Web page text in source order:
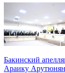
Бакинский
Араику